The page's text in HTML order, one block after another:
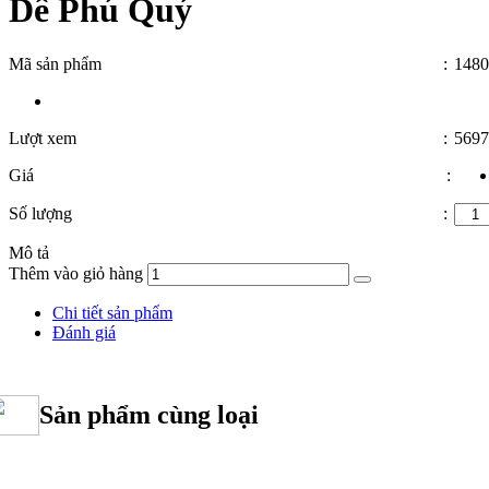
Dê Phú Quý
Mã sản phẩm : 1480
Lượt xem : 5697
Giá
:
Số lượng :
Mô tả
Thêm vào giỏ hàng
Chi tiết sản phẩm
Đánh giá
Sản phẩm cùng loại